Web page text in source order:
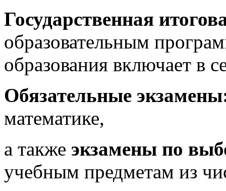
Государственная
образовательным
образования включает в
Обязательные
математике,
а также экзамены по
учебным предметам из